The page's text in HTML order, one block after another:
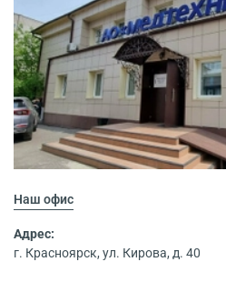
Наш офис
Адрес:
г. Красноярск, ул. Кирова, д. 40